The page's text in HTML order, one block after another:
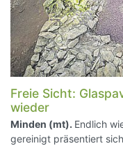
Freie Sicht:
wieder
Minden (mt). Endlich
gereinigt präsentiert